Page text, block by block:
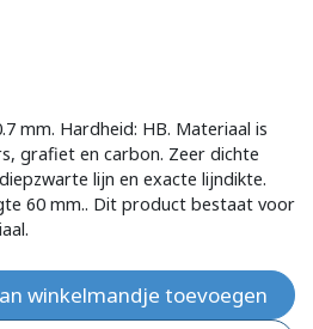
mm. Hardheid: HB. Materiaal is
grafiet en carbon. Zeer dichte
lijn en exacte lijndikte.
60 mm.. Dit product bestaat voor
winkelmandje toevoegen